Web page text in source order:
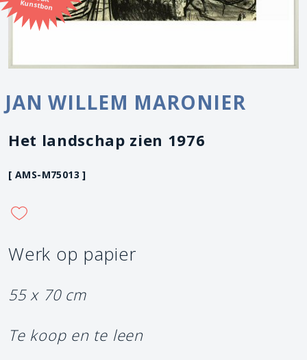
Kunstbon
JAN WILLEM MARONIER
Het landschap zien 1976
[ AMS-M75013 ]
Werk op papier
55 x 70 cm
Te koop en te leen